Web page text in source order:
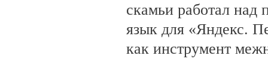
скамьи работал над
язык для «Яндекс.
как инструмент